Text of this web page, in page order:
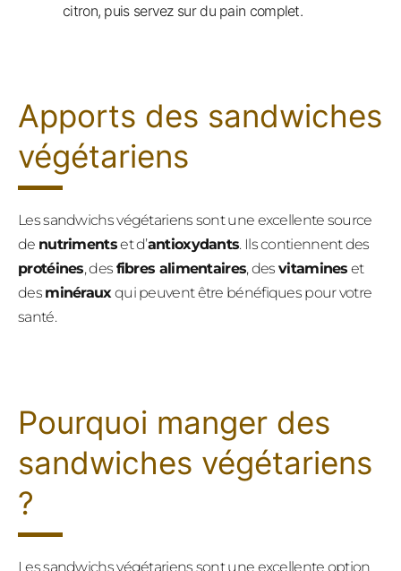
citron, puis servez sur du pain complet.
Apports des sandwiches
végétariens
Les sandwichs végétariens sont une excellente source
de nutrimentset d’antioxydants. Ils contiennent des
protéines, des fibres alimentaires, desvitamines et
des minéraux qui peuvent être bénéfiques pour votre
santé.
Pourquoi manger des
sandwiches végétariens
?
Les sandwichs végétariens sont une excellente option